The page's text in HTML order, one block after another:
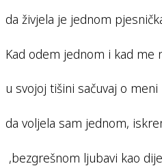
da živjela je jednom
Kad odem jednom i kad me
u svojoj tišini sačuvaj o
da voljela sam jednom,
,bezgrešnom ljubavi kao